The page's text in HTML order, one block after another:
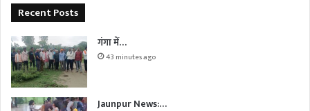
Recent Posts
गंगा में…
43 minutes ago
Jaunpur News:…